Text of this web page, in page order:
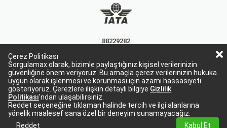
Çerez Politikası
Sorgulamax olarak, bizimle paylaştığınız kişisel verilerinizin
güvenliğine önem veriyoruz. Bu amaçla çerez verilerinizin hukuka
uygun olarak işlenmesi ve korunması için azami hassasiyeti
gösteriyoruz. Çerezlere ilişkin detaylı bilgiye Gizlilik
Politikası'ndan ulaşabilirsiniz.
Reddet seçeneğine tıklaman halinde tercih ve ilgi alanlarına
yönelik maalesef sana özel bir deneyim sunamayacağız.
Reddet
Kabul Et
88229282
15863
Sorgulamax Turizim, TURSAB Belge No: 15863